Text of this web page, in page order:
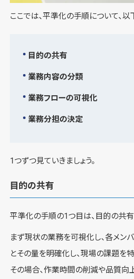
ここでは、平準化の手順について、以
目的の共有
業務内容の分類
業務フローの可視化
業務分担の決定
1つずつ見ていきましょう。
目的の共有
平準化の手順の1つ目は、目的の共有
まず現状の業務を可視化し、各メン
とその量を明確化し、現場の課題を特
その場合、作業時間の削減や品質向